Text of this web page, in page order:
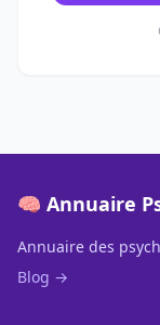
🧠 Annuaire
Annuaire des
Blog →